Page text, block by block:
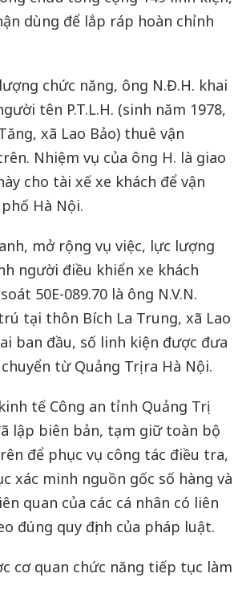
dùng để lắp ráp hoàn chỉnh
chức năng, ông N.Đ.H. khai
tên P.T.L.H. (sinh năm 1978,
xã Lao Bảo) thuê vận
Nhiệm vụ của ông H. là giao
cho tài xế xe khách để vận
Hà Nội.
mở rộng vụ việc, lực lượng
người điều khiển xe khách
50E-089.70 là ông N.V.N.
tại thôn Bích La Trung, xã Lao
ban đầu, số linh kiện được đưa
từ Quảng Trị ra Hà Nội.
tế Công an tỉnh Quảng Trị
lập biên bản, tạm giữ toàn bộ
để phục vụ công tác điều tra,
xác minh nguồn gốc số hàng và
quan của các cá nhân có liên
đúng quy định của pháp luật.
cơ quan chức năng tiếp tục làm